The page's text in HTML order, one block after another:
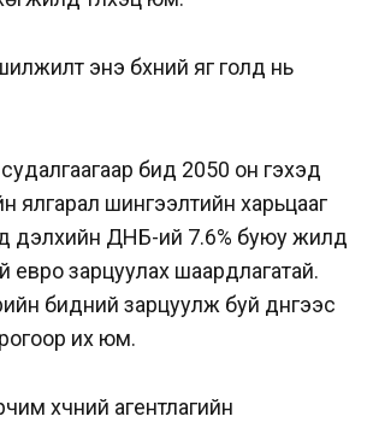
энэ бүхний яг голд нь
бид 2050 он гэхэд
ялгарал шингээлтийн харьцааг
дэлхийн ДНБ-ий 7.6% буюу жилд
евро зарцуулах шаардлагатай.
бидний зарцуулж буй дүнгээс
их юм.
хүчний агентлагийн